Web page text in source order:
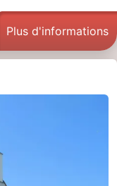
Plus d'informations